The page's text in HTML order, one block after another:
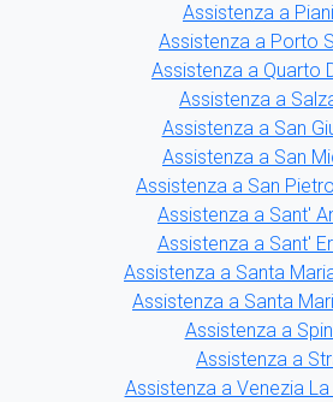
Assistenza a
Assistenza a Porto
Assistenza a Quarto
Assistenza a
Assistenza a San
Assistenza a San
Assistenza a San
Assistenza a Sant'
Assistenza a Sant'
Assistenza a Santa
Assistenza a Santa
Assistenza a
Assistenza a
Assistenza a Venezia